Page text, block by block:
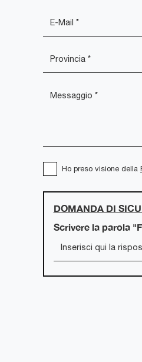
Ho preso visione della
DOMANDA DI
Scrivere la parola